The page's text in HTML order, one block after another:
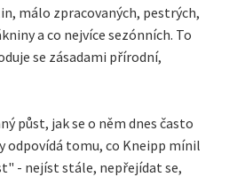
málo zpracovaných, pestrých,
a co nejvíce sezónních. To
se zásadami přírodní,
půst, jak se o něm dnes často
odpovídá tomu, co Kneipp mínil
- nejíst stále, nepřejídat se,